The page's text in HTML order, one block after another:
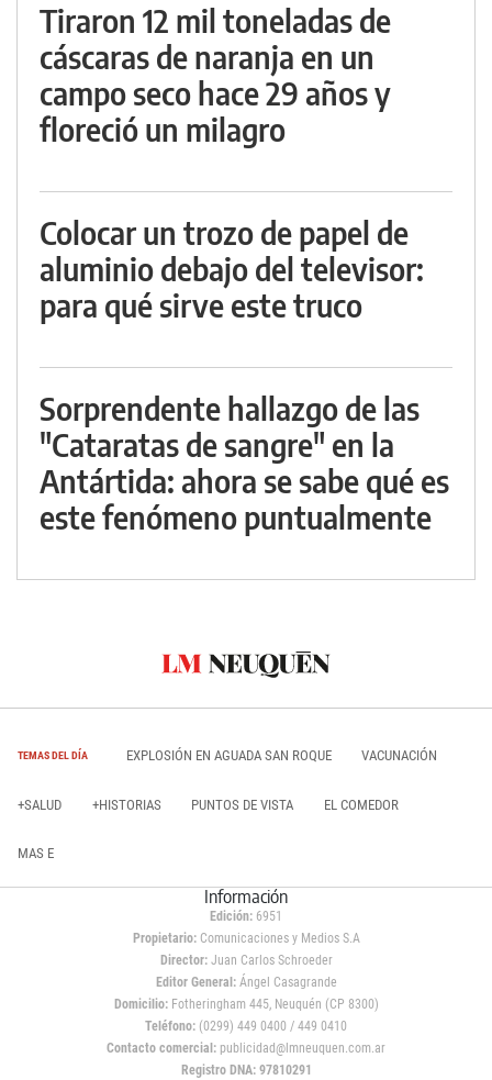
Tiraron 12 mil toneladas de
cáscaras de naranja en un
campo seco hace 29 años y
floreció un milagro
Colocar un trozo de papel de
aluminio debajo del televisor:
para qué sirve este truco
Sorprendente hallazgo de las
"Cataratas de sangre" en la
Antártida: ahora se sabe qué es
este fenómeno puntualmente
TEMAS DEL DÍA EXPLOSIÓN EN AGUADA SAN ROQUE VACUNACIÓN
+SALUD +HISTORIAS PUNTOS DE VISTA EL COMEDOR
MAS E
Información
Edición: 6951
Propietario:Comunicaciones y Medios S.A
Director: Juan Carlos Schroeder
Editor General:Ángel Casagrande
Domicilio:Fotheringham 445, Neuquén (CP 8300)
Teléfono: (0299) 449 0400 / 449 0410
Contacto comercial: publicidad@lmneuquen.com.ar
Registro DNA: 97810291